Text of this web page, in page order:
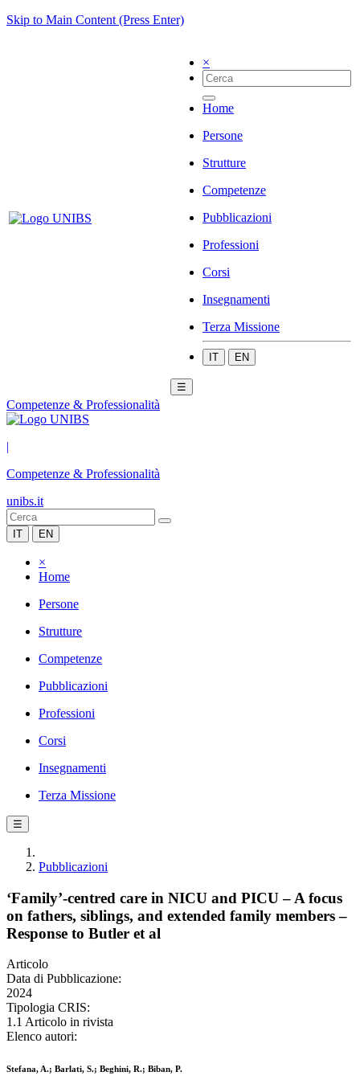
Skip to Main Content (Press Enter)
×
Home
Persone
Strutture
Competenze
Pubblicazioni
Professioni
Corsi
Insegnamenti
Terza Missione
IT EN
☰
Competenze & Professionalità
|
Competenze & Professionalità
unibs.it
IT EN
×
Home
Persone
Strutture
Competenze
Pubblicazioni
Professioni
Corsi
Insegnamenti
Terza Missione
☰
Pubblicazioni
‘Family’-centred care in NICU and PICU – A focus
on fathers, siblings, and extended family members –
Response to Butler et al
Articolo
Data di Pubblicazione:
2024
Tipologia CRIS:
1.1 Articolo in rivista
Elenco autori:
Stefana, A.; Barlati, S.; Beghini, R.; Biban, P.